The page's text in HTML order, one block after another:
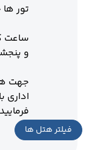
فیلتر هتل ها
تور
و پنجشنبه ها ۹
جهت